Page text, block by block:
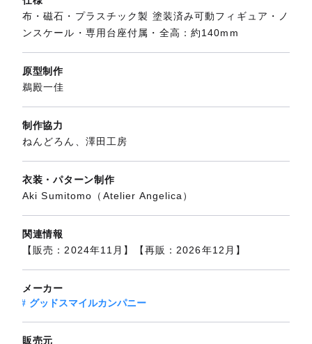
布・磁石・プラスチック製 塗装済み可動フィギュア・ノ
ンスケール・専用台座付属・全高：約140mm
原型制作
鵜殿一佳
制作協力
ねんどろん、澤田工房
衣装・パターン制作
Aki Sumitomo（Atelier Angelica）
関連情報
【販売：2024年11月】【再販：2026年12月】
メーカー
グッドスマイルカンパニー
販売元